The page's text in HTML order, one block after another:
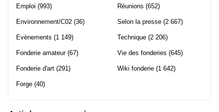
Emploi (993)
Environnement/C02 (36)
Evènements (1 149)
Fonderie amateur(67)
Fonderie d'art (291)
Forge (40)
Réunions (652)
Selon la presse (2 667)
Technique (2 206)
Vie des fonderies (645)
Wiki fonderie (1 642)